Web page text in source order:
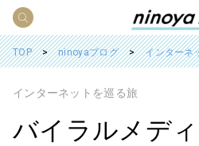
TOP ninoyaブログ インターネ
インターネットを巡る旅
バイラルメデ